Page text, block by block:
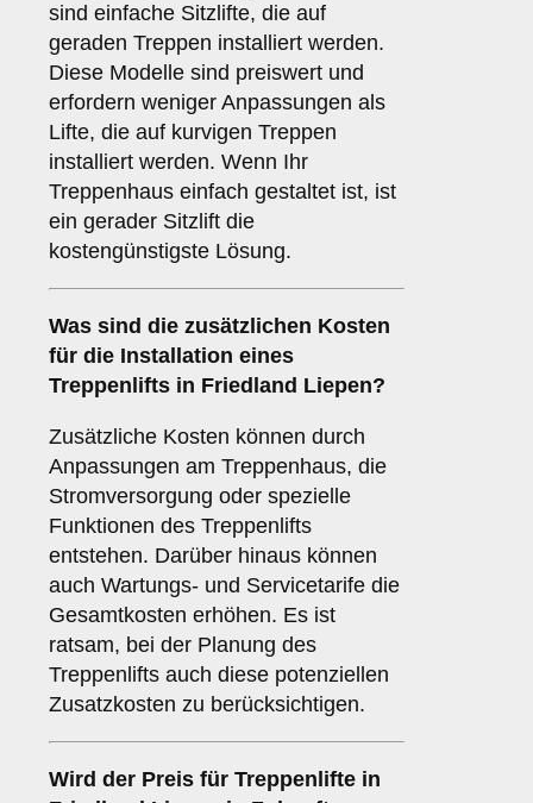
sind einfache Sitzlifte, die auf
geraden Treppen installiert werden.
Diese Modelle sind preiswert und
erfordern weniger Anpassungen als
Lifte, die auf kurvigen Treppen
installiert werden. Wenn Ihr
Treppenhaus einfach gestaltet ist, ist
ein gerader Sitzlift die
kostengünstigste Lösung.
Was sind die zusätzlichen Kosten
für die Installation eines
Treppenlifts in Friedland Liepen?
Zusätzliche Kosten können durch
Anpassungen am Treppenhaus, die
Stromversorgung oder spezielle
Funktionen des Treppenlifts
entstehen. Darüber hinaus können
auch Wartungs- und Servicetarife die
Gesamtkosten erhöhen. Es ist
ratsam, bei der Planung des
Treppenlifts auch diese potenziellen
Zusatzkosten zu berücksichtigen.
Wird der Preis für Treppenlifte in